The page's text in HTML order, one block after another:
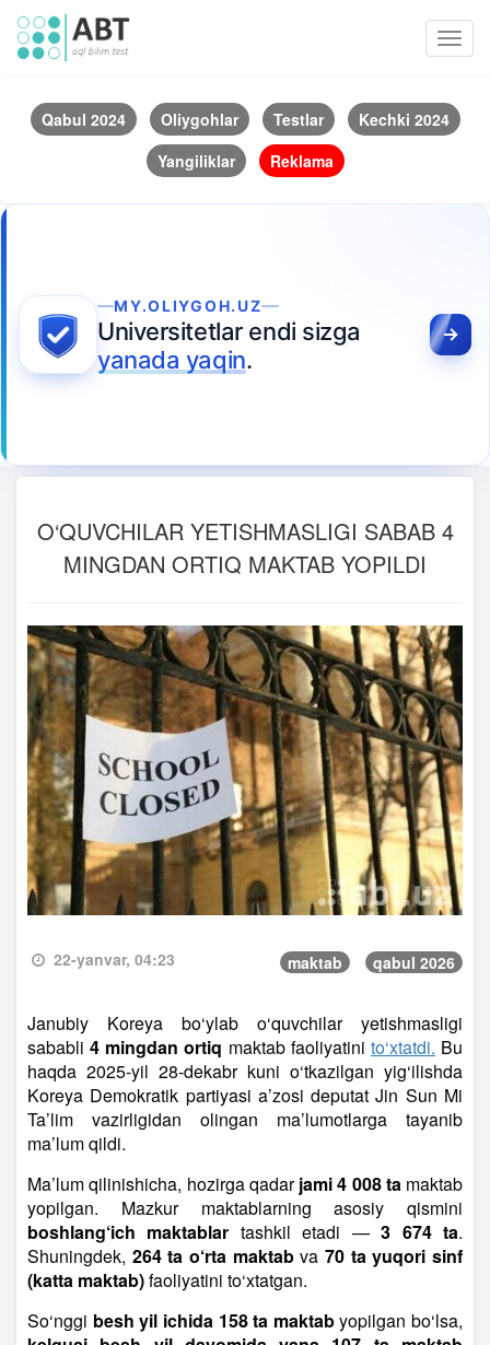
Qabul 2024 Oliygohlar Testlar
Kechki 2024
Yangiliklar
Reklama
MY.OLIYGOH.UZ
Universitetlar endi sizga
yanada yaqin.
O‘QUVCHILAR YETISHMASLIGI SABAB 4
MINGDAN ORTIQ MAKTAB YOPILDI
22-yanvar, 04:23 maktab qabul 2026
Janubiy Koreya bo‘ylab o‘quvchilar yetishmasligi
sababli4 mingdan ortiq maktab faoliyatini to‘xtatdi. Bu
haqda 2025-yil 28-dekabr kuni o‘tkazilgan yig‘ilishda
Koreya Demokratik partiyasi a’zosi deputat Jin Sun Mi
Ta’lim vazirligidan olingan ma’lumotlarga tayanib
ma’lum qildi.
Ma’lum qilinishicha, hozirga qadarjami4 008 tamaktab
yopilgan. Mazkur maktablarning asosiy qismini
boshlang‘ich maktablar tashkil etadi —3 674 ta.
Shuningdek, 264 ta o‘rta maktabva70 ta yuqori sinf
(katta maktab)faoliyatini to‘xtatgan.
So‘nggi besh yil ichida 158 ta maktabyopilgan bo‘lsa,